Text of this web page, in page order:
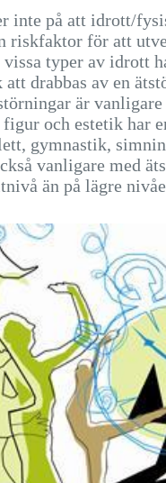
inte på att idrott/
riskfaktor för att
typer av idrott
att drabbas av en
är
och estetik har
gymnastik,
vanligare med
än på lägre